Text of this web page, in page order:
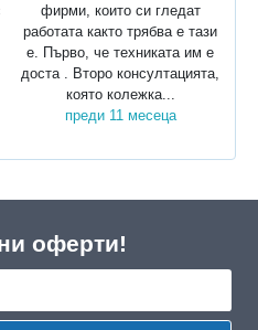
фирми, които си гледат
работата както трябва е тази
е. Първо, че техниката им е
доста . Второ консултацията,
която колежка...
преди 11 месеца
оферти!